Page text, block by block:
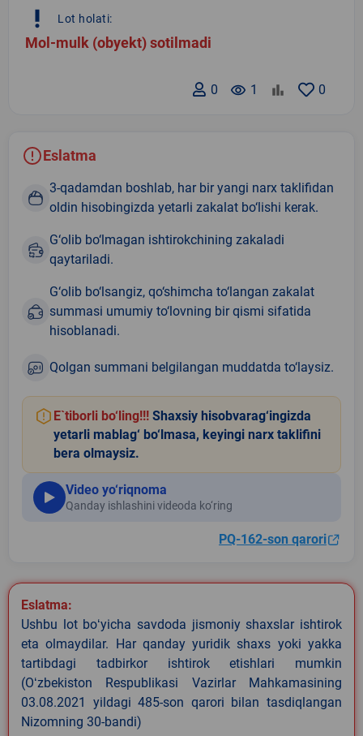
priority_high Lot holati:
Mol-mulk (obyekt) sotilmadi
0
remove_red_eye 1
0
Eslatma
3-qadamdan boshlab, har bir yangi narx taklifidan
oldin hisobingizda yetarli zakalat bo‘lishi kerak.
G‘olib bo‘lmagan ishtirokchining zakaladi
qaytariladi.
G‘olib bo‘lsangiz, qo‘shimcha to‘langan zakalat
summasi umumiy to‘lovning bir qismi sifatida
hisoblanadi.
Qolgan summani belgilangan muddatda to‘laysiz.
E`tiborli bo‘ling!!! Shaxsiy hisobvarag‘ingizda
yetarli mablag‘ bo‘lmasa, keyingi narx taklifini
bera olmaysiz.
Video yo‘riqnoma
Qanday ishlashini videoda ko‘ring
PQ-162-son qarori
Eslatma:
Ushbu lot boʻyicha savdoda jismoniy shaxslar ishtirok
eta olmaydilar. Har qanday yuridik shaxs yoki yakka
tartibdagi tadbirkor ishtirok etishlari mumkin
(Oʻzbekiston Respublikasi Vazirlar Mahkamasining
03.08.2021 yildagi 485-son qarori bilan tasdiqlangan
Nizomning 30-bandi)